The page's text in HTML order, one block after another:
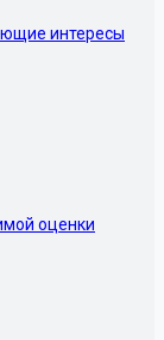
интересы
оценки